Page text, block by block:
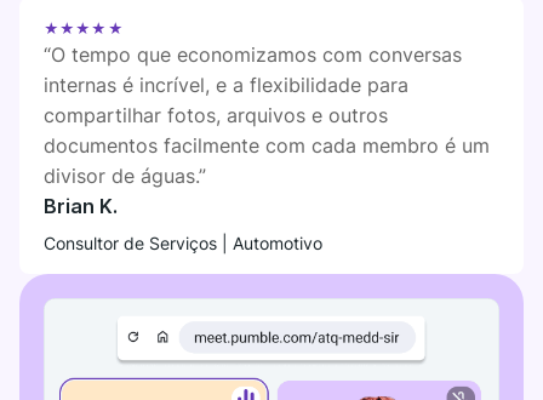
★★★★★
“O tempo que economizamos com conversas
internas é incrível, e a flexibilidade para
compartilhar fotos, arquivos e outros
documentos facilmente com cada membro é um
divisor de águas.”
Brian K.
Consultor de Serviços | Automotivo